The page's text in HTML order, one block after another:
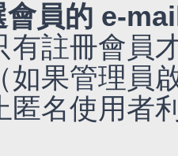
會員的 e-
有註冊會員
如果管理員
匿名使用者